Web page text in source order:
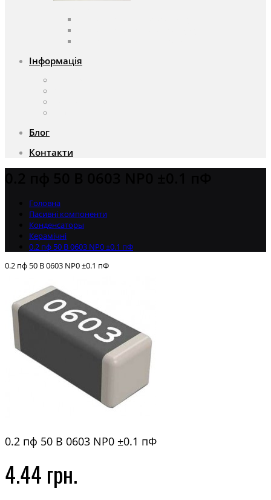
Інформація
Блог
Контакти
Головна
Пасивні компоненти
Конденсаторы
Керамічні
0.2 пф 50 В 0603 NP0 ±0.1 пФ
0.2 пф 50 В 0603 NP0 ±0.1 пФ
0.2 пф 50 В 0603 NP0 ±0.1 пФ
4.44 грн.